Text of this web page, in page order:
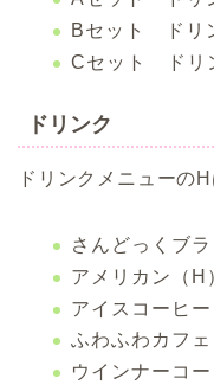
Bセット ドリ
Cセット ドリ
ドリンク
ドリンクメニューの
さんどっくブ
アメリカン（
アイスコーヒ
ふわふわカフ
ウインナーコ